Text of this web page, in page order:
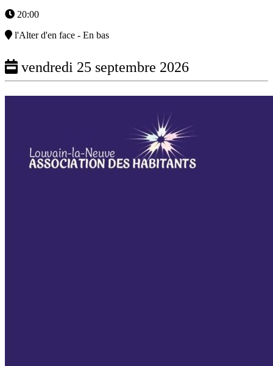
20:00
l'Alter d'en face - En bas
vendredi 25 septembre 2026